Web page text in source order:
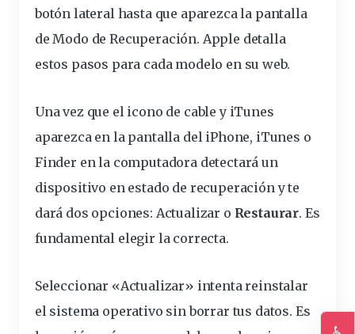
botón lateral hasta que aparezca la pantalla
de Modo de Recuperación. Apple detalla
estos pasos para cada modelo en su web.
Una vez que el icono de cable y iTunes
aparezca en la pantalla del iPhone, iTunes o
Finder en la computadora detectará un
dispositivo en estado de recuperación y te
dará dos opciones: Actualizar o Restaurar. Es
fundamental elegir la correcta.
Seleccionar «Actualizar» intenta reinstalar
el sistema operativo sin borrar tus datos. Es